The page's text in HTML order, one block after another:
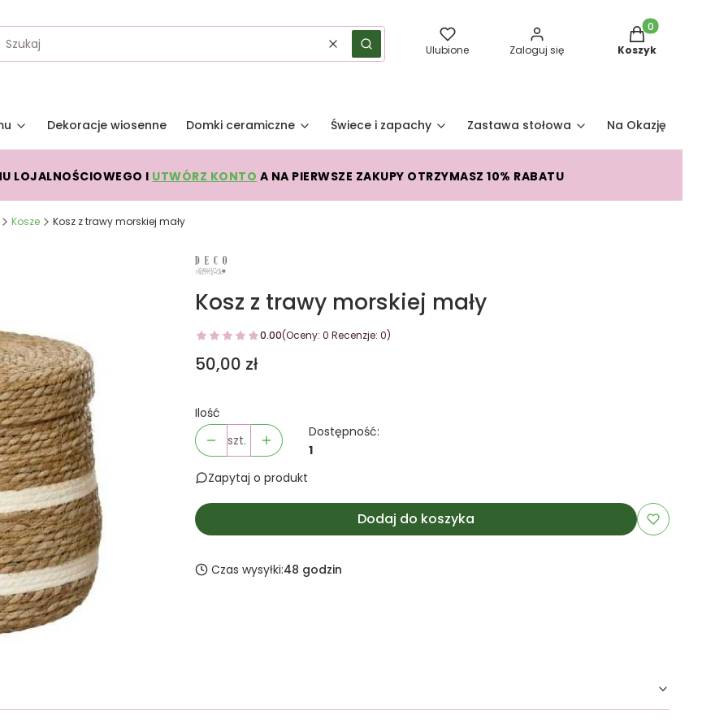
WyczyśćSzukaj Ulubione Zaloguj się
Produkty w
Koszyk
Dekoracje wiosenne Domki ceramiczne Świece i zapachy Zastawa stołowa Na Okazję
LOJALNOŚCIOWEGO I UTWÓRZ KONTO A NA PIERWSZE ZAKUPY OTRZYMASZ 10% RABATU
Kosze Kosz z trawy morskiej mały
Kosz z trawy morskiej mały
0.00(Oceny: 0 Recenzje: 0)
Cena
50,00 zł
Ilość
szt.
Dostępność:
1
Zapytaj o produkt
Dodaj do koszyka
Czas wysyłki:48 godzin